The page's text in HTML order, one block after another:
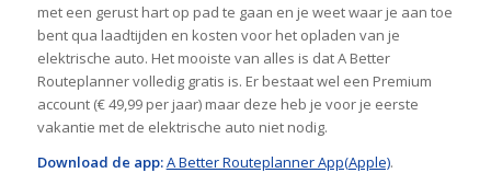
met een gerust hart op pad te gaan en je weet waar je aan toe
bent qua laadtijden en kosten voor het opladen van je
elektrische auto. Het mooiste van alles is dat A Better
Routeplanner volledig gratis is. Er bestaat wel een Premium
account (€ 49,99 per jaar) maar deze heb je voor je eerste
vakantie met de elektrische auto niet nodig.
Download de app:A Better Routeplanner App(Apple).